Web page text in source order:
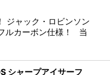
ジャック・ロビンソン
ルカーボン仕様！ 当
シャープアイサーフ